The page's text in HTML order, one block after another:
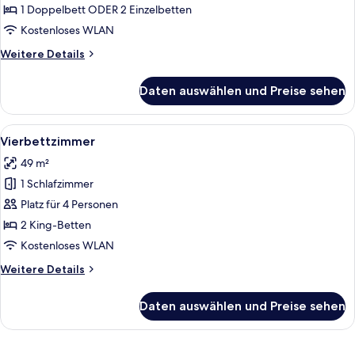
1 Doppelbett ODER 2 Einzelbetten
Kostenloses WLAN
Weitere Details
Weitere
Daten auswählen und Preise sehen
Alle
Fotos
für
Vierbettzimmer
anzeigen
Ein Hotelzimmer mit zwei Betten,
2
Vierbettzimmer
49 m²
1 Schlafzimmer
Platz für 4 Personen
2 King-Betten
Kostenloses WLAN
Weitere Details
Weitere
Daten auswählen und Preise sehen